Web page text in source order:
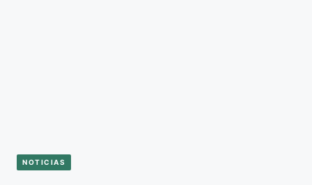
NOTICIAS